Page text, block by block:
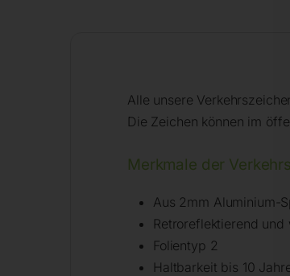
Alle unsere
Die Zeichen können im
Merkmale der
Aus 2mm Aluminium-
Retroreflektierend und
Folientyp 2
Haltbarkeit bis 10